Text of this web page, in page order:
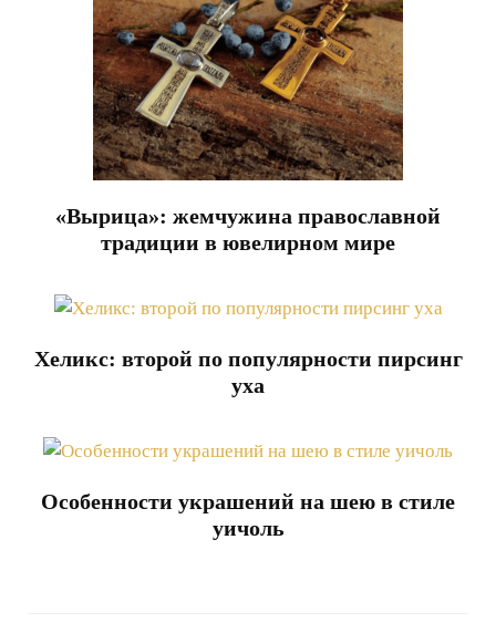
«Вырица»: жемчужина православной
традиции в ювелирном мире
Хеликс: второй по популярности пирсинг
уха
Особенности украшений на шею в стиле
уичоль